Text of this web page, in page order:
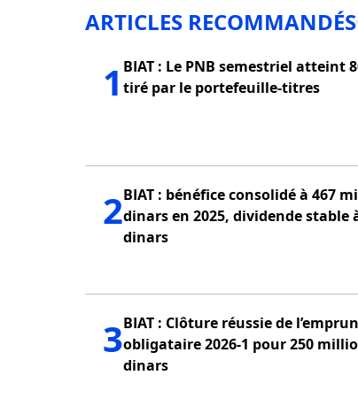
ARTICLES RECOMMANDÉS
1 BIAT : Le PNB semestriel atteint
tiré par le portefeuille-titres
2BIAT : bénéfice consolidé à 467 millions de
dinars en 2025, dividende stable
dinars
3BIAT : Clôture réussie de
obligataire 2026-1 pour 250
dinars